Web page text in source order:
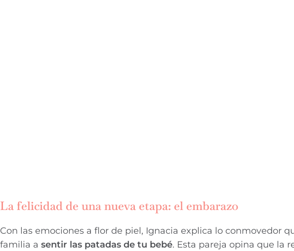
La felicidad de una nueva etapa: el embarazo
Con las emociones a flor de piel, Ignacia explica lo conmovedor
familia a sentir las patadas de tu bebé. Esta pareja opina que la